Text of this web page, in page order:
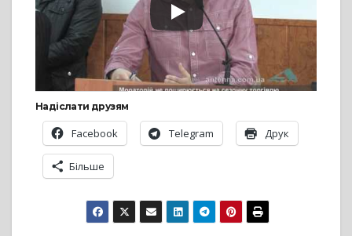
Надіслати друзям
Facebook Telegram Друк
Більше